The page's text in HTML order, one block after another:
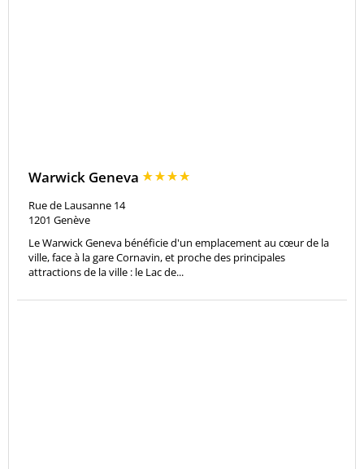
Warwick Geneva
Rue de Lausanne 14
1201 Genève
Le Warwick Geneva bénéficie d'un emplacement au cœur de la
ville, face à la gare Cornavin, et proche des principales
attractions de la ville : le Lac de...